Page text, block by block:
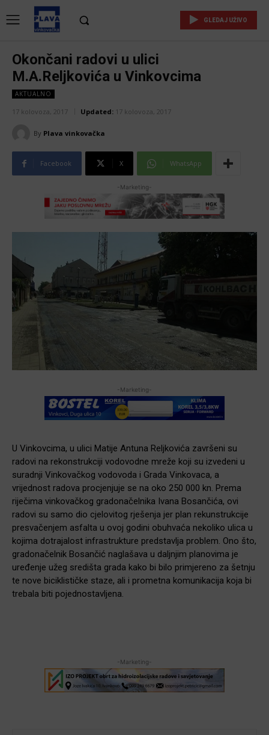
GLEDAJ UŽIVO
Okončani radovi u ulici
M.A.Reljkovića u Vinkovcima
AKTUALNO
17 kolovoza, 2017 Updated: 17 kolovoza, 2017
By Plava vinkovačka
Facebook X WhatsApp
-Marketing-
-Marketing-
U Vinkovcima, u ulici Matije Antuna Reljkovića završeni su
radovi na rekonstrukciji vodovodne mreže koji su izvedeni u
suradnji Vinkovačkog vodovoda i Grada Vinkovaca, a
vrijednost radova procjenjuje se na oko 250 000 kn. Prema
riječima vinkovačkog gradonačelnika Ivana Bosančića, ovi
radovi su samo dio cjelovitog rješenja jer plan rekunstrukcije
presvačenjem asfalta u ovoj godini obuhvaća nekoliko ulica u
kojima dotrajalost infrastrukture predstavlja problem. Ono što,
gradonačelnik Bosančić naglašava u daljnjim planovima je
uređenje užeg središta grada kako bi bilo primjereno za šetnju
te nove biciklističke staze, ali i prometna komunikacija koja bi
trebala biti pojednostavljena.
-Marketing-